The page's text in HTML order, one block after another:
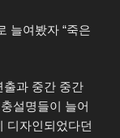
늘여봤자 “죽은
출과 중간 중간
설명들이 늘어
디자인되었다던